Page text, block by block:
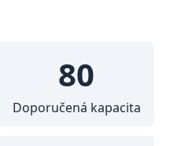
80
Doporučená kapacita